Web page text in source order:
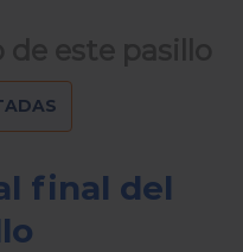
final del